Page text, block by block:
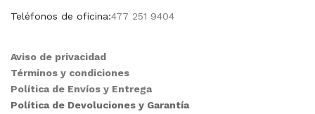
Teléfonos de oficina:477 251 9404
Aviso de privacidad
Términos y condiciones
Política de Envíos y Entrega
Política de Devoluciones y Garantía